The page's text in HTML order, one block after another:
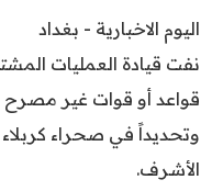
اليوم الاخبارية - بغداد
نفت قيادة العمليات
قواعد أو قوات غير مصرح
وتحديداً في صحراء
الأشرف.